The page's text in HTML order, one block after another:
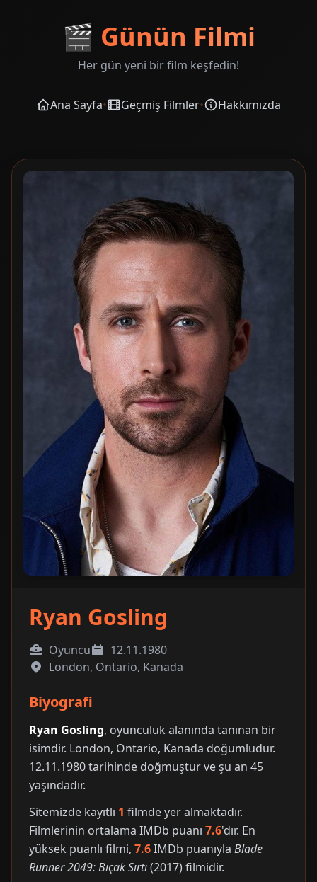
🎬 Günün Filmi
Her gün yeni bir film keşfedin!
Ana Sayfa• Geçmiş Filmler• Hakkımızda
Ryan Gosling
Oyuncu
12.11.1980
London, Ontario, Kanada
Biyografi
Ryan Gosling, oyunculuk alanında tanınan bir
isimdir. London, Ontario, Kanada doğumludur.
12.11.1980 tarihinde doğmuştur ve şu an 45
yaşındadır.
Sitemizde kayıtlı 1 filmde yer almaktadır.
Filmlerinin ortalama IMDb puanı 7.6'dır. En
yüksek puanlı filmi, 7.6IMDb puanıyla Blade
Runner 2049: Bıçak Sırtı(2017) filmidir.